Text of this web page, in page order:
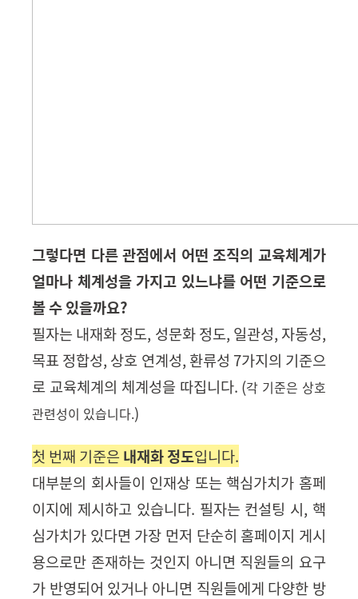
그렇다면 다른 관점에서 어떤 조직의 교육체계가
얼마나 체계성을 가지고 있느냐를 어떤 기준으로
볼 수 있을까요?
필자는 내재화 정도, 성문화 정도, 일관성, 자동성,
목표 정합성, 상호 연계성, 환류성 7가지의 기준으
로 교육체계의 체계성을 따집니다. (각 기준은 상호
관련성이 있습니다.)
첫 번째 기준은 내재화 정도입니다.
대부분의 회사들이 인재상 또는 핵심가치가 홈페
이지에 제시하고 있습니다. 필자는 컨설팅 시, 핵
심가치가 있다면 가장 먼저 단순히 홈페이지 게시
용으로만 존재하는 것인지 아니면 직원들의 요구
가 반영되어 있거나 아니면 직원들에게 다양한 방